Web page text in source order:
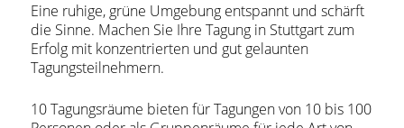
Eine ruhige, grüne Umgebung entspannt und schärft
die Sinne. Machen Sie Ihre Tagung in Stuttgart zum
Erfolg mit konzentrierten und gut gelaunten
Tagungsteilnehmern.
10 Tagungsräume bieten für Tagungen von 10 bis 100